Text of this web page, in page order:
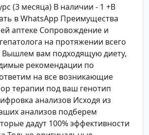
(3 месяца) В наличии - 1 +В
в WhatsApp Преимущества
аптеке Сопровождение и
на протяжении всего
Вышлем вам подходящую диету,
рекомендации по
на все возникающие
терапии под ваш генотип
анализов Исходя из
анализов подберем
дадут 100% эффективности